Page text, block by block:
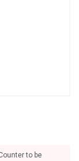
to be